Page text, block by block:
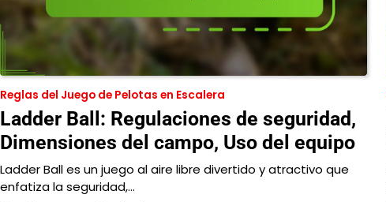
Reglas del Juego de Pelotas en Escalera
Ladder Ball: Regulaciones de seguridad,
Dimensiones del campo, Uso del equipo
Ladder Ball es un juego al aire libre divertido y atractivo que
enfatiza la seguridad,…